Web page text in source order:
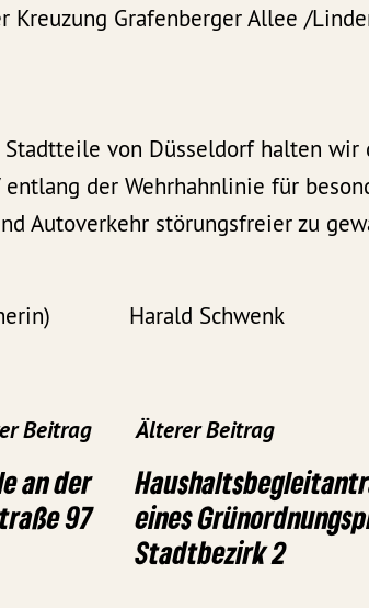
Kreuzung Grafenberger Allee /
von Düsseldorf halten wir
der Wehrhahnlinie für
Autoverkehr störungsfreier zu
Harald Schwenk
Beitrag
an der
97
Älterer Beitrag
eines
Stadtbezirk 2